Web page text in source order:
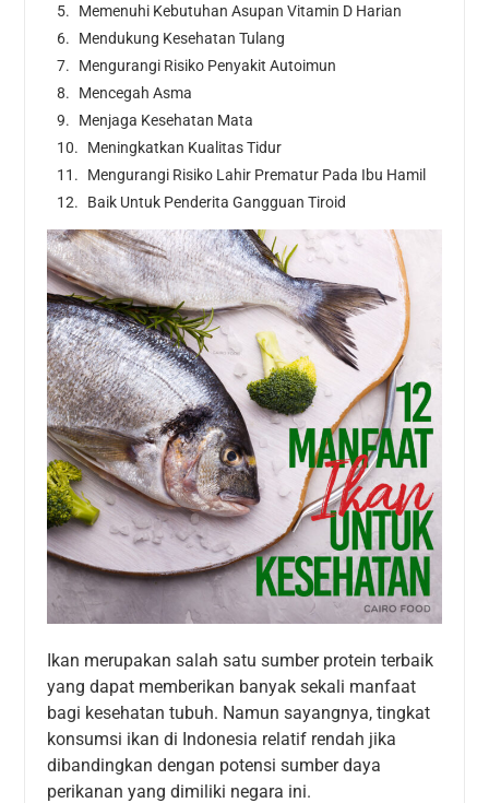
Memenuhi Kebutuhan Asupan Vitamin D Harian
Mendukung Kesehatan Tulang
Mengurangi Risiko Penyakit Autoimun
Mencegah Asma
Menjaga Kesehatan Mata
Meningkatkan Kualitas Tidur
Mengurangi Risiko Lahir Prematur Pada Ibu Hamil
Baik Untuk Penderita Gangguan Tiroid
Ikan merupakan salah satu sumber protein terbaik
yang dapat memberikan banyak sekali manfaat
bagi kesehatan tubuh. Namun sayangnya, tingkat
konsumsi ikan di Indonesia relatif rendah jika
dibandingkan dengan potensi sumber daya
perikanan yang dimiliki negara ini.